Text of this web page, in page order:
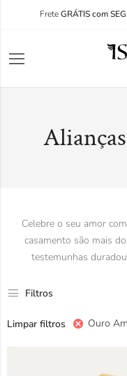
FreteGRÁTIS com
Celebre o seu amor
casamento são mais
testemunhas
Filtros
Limpar filtros Ouro